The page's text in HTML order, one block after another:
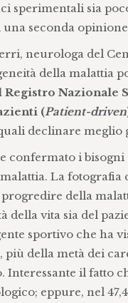
sperimentali sia
una seconda
neurologa del
della malattia
Registro Nazionale
(Patient-driven
declinare meglio
i bisogni
La fotografia
della
della vita sia del
sportivo che ha
della metà dei
il fatto
eppure, nel